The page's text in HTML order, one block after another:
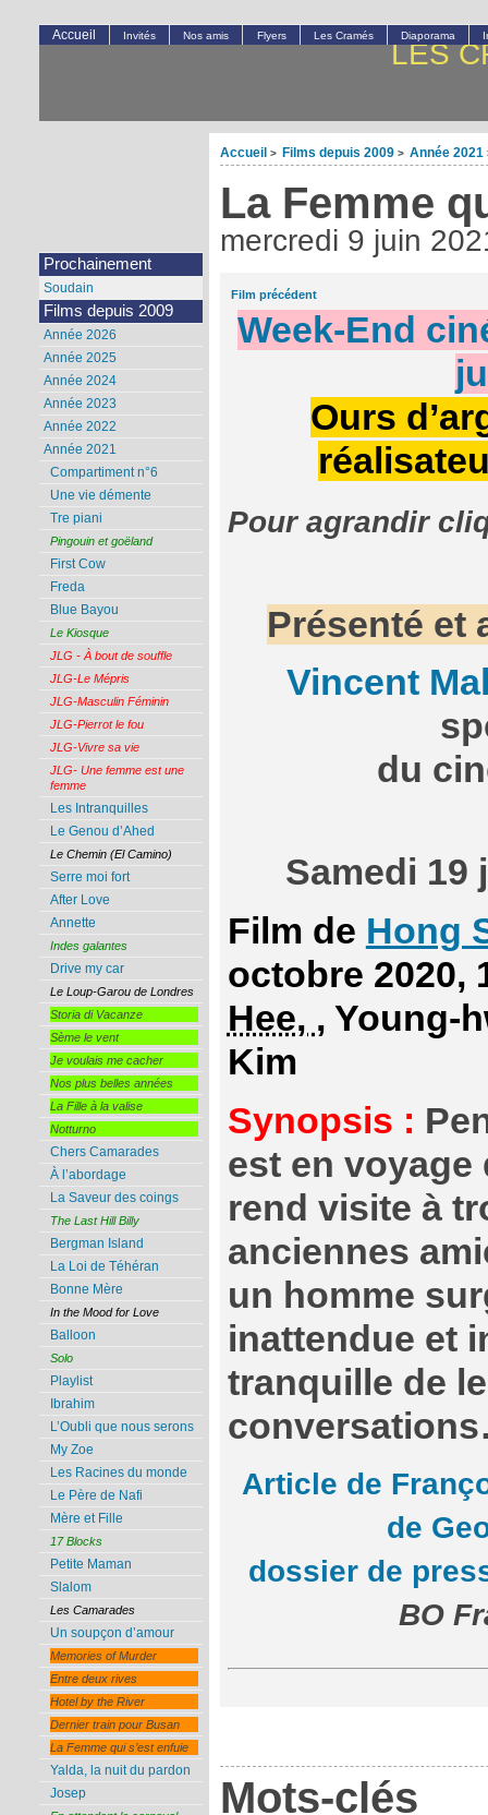
LES
Accueil > Films depuis 2009 > Année 2021
La Femme
mercredi 9 juin
Film précédent
Week-End
Ours
Pour agrandir
Présenté et
Vincent
du
Samedi 19
Film de Hong
octobre 2020,
Hee, , Young-
Kim
Synopsis :
est en voyage
rend visite à
anciennes
un homme
inattendue et
tranquille de
Article de
de
dossier de
BO
Mots-clés
Accueil Invités Nos amis Flyers Les Cramés Diaporama
Prochainement
Soudain
Films depuis 2009
Année 2026
Année 2025
Année 2024
Année 2023
Année 2022
Année 2021
Compartiment n°6
Une vie démente
Tre piani
Pingouin et goëland
First Cow
Freda
Blue Bayou
Le Kiosque
JLG - À bout de souffle
JLG-Le Mépris
JLG-Masculin Féminin
JLG-Pierrot le fou
JLG-Vivre sa vie
JLG- Une femme est une
femme
Les Intranquilles
Le Genou d’Ahed
Le Chemin (El Camino)
Serre moi fort
After Love
Annette
Indes galantes
Drive my car
Le Loup-Garou de Londres
Storia di Vacanze
Sème le vent
Je voulais me cacher
Nos plus belles années
La Fille à la valise
Notturno
Chers Camarades
À l’abordage
La Saveur des coings
The Last Hill Billy
Bergman Island
La Loi de Téhéran
Bonne Mère
In the Mood for Love
Balloon
Solo
Playlist
Ibrahim
L’Oubli que nous serons
My Zoe
Les Racines du monde
Le Père de Nafi
Mère et Fille
17 Blocks
Petite Maman
Slalom
Les Camarades
Un soupçon d’amour
Memories of Murder
Entre deux rives
Hotel by the River
Dernier train pour Busan
La Femme qui s’est enfuie
Yalda, la nuit du pardon
Josep